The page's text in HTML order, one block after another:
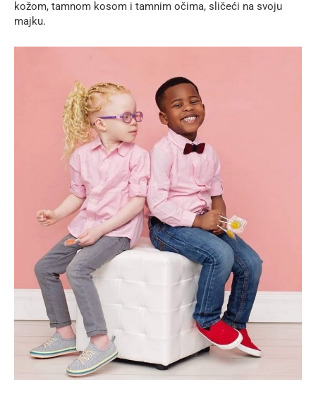
kožom, tamnom kosom i tamnim očima, sličeći na svoju
majku.